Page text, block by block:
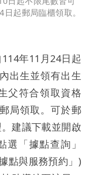
起郵局臨櫃領取。
年11月24日起
出生並領有出生
父符合領取資格
局領取。可於郵
建議下載並開啟
選「據點查詢」
點與服務預約」)